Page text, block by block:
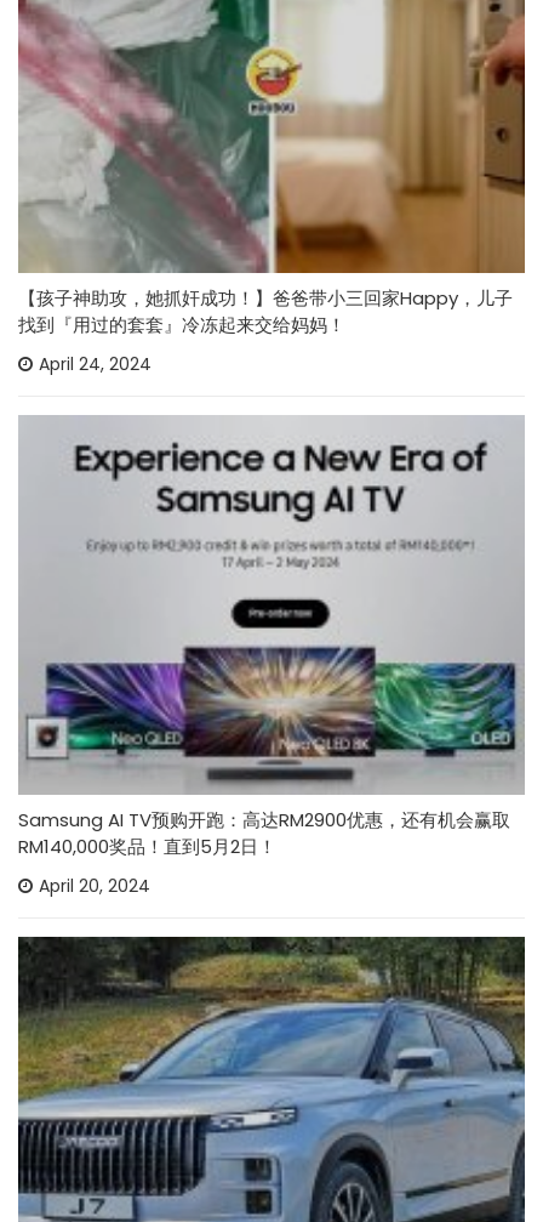
【孩子神助攻，她抓奸成功！】爸爸带小三回家Happy，儿子
找到『用过的套套』冷冻起来交给妈妈！
April 24, 2024
Samsung AI TV预购开跑：高达RM2900优惠，还有机会赢取
RM140,000奖品！直到5月2日！
April 20, 2024